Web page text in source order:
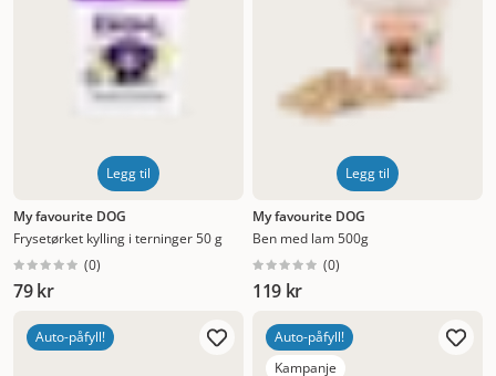
Legg til
My favourite DOG
Frysetørket kylling i terninger 50 g
(0)
79 kr
Legg til
My favourite DOG
Ben med lam 500g
(0)
119 kr
Auto-påfyll!
Auto-påfyll!
Kampanje